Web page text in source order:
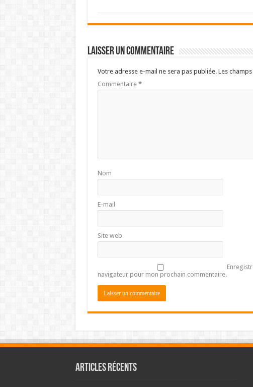
Laisser un commentaire
Votre adresse e-mail ne sera pas publiée. Les
Commentaire *
Nom
E-mail
Site web
navigateur pour mon prochain commentaire.
Articles récents